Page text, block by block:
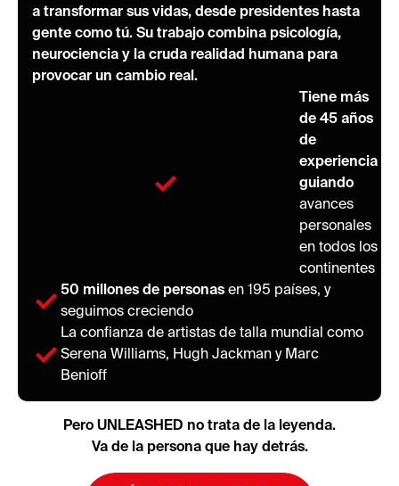
a transformar sus vidas, desde presidentes hasta
gente como tú. Su trabajo combina psicología,
neurociencia y la cruda realidad humana para
provocar un cambio real.
Tiene más
de 45 años
de
experiencia
guiando
avances
personales
en todos los
continentes
50 millones de personas en 195 países, y
seguimos creciendo
La confianza de artistas de talla mundial como
Serena Williams, Hugh Jackman y Marc
Benioff
Pero UNLEASHED no trata de la leyenda.
Va de la persona que hay detrás.